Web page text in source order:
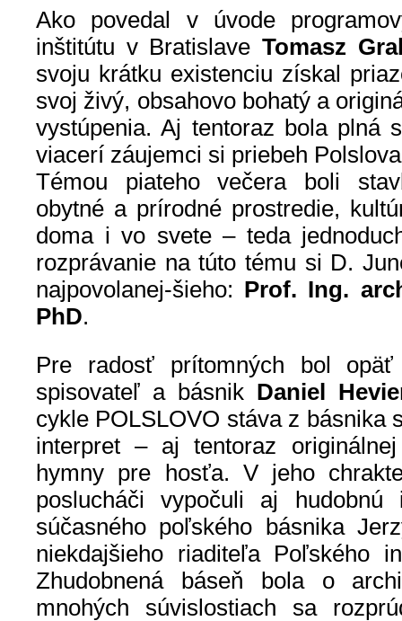
Ako povedal v úvode
inštitútu v BratislaveTomasz
svoju krátku existenciu získal
svoj živý, obsahovo bohatý a
vystúpenia. Aj tentoraz bola plná
viacerí záujemci si priebeh
Témou piateho večera boli
obytné a prírodné prostredie,
doma i vo svete – teda
rozprávanie na túto tému si D.
najpovolanej-šieho: Prof. Ing.
PhD.
Pre radosť prítomných bol opäť
spisovateľ a básnik Daniel
cykle POLSLOVO stáva z básnika
interpret – aj tentoraz
hymny pre hosťa. V jeho
poslucháči vypočuli aj hudobnú
súčasného poľského básnika
niekdajšieho riaditeľa Poľského
Zhudobnená báseň bola o
mnohých súvislostiach sa